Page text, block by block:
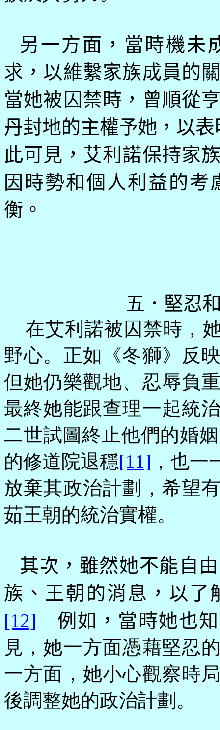
另一方面，當時機未
求，以維繫家族成員的
當她被囚禁時，曾順從
丹封地的主權予她，以
此可見，艾利諾保持家
因時勢和個人利益的
衡。
五．堅忍
在艾利諾被囚禁時，
野心。正如《冬獅》反
但她仍樂觀地、忍辱負
最終她能跟查理一起統
二世試圖終止他們的婚
的修道院退穩[11] ，也
放棄其政治計劃，希望
茹王朝的統治實權。
其次，雖然她不能自
族、王朝的消息，以了
[12] 例如，當時她也
見，她一方面憑藉堅忍
一方面，她小心觀察時
後調整她的政治計劃。